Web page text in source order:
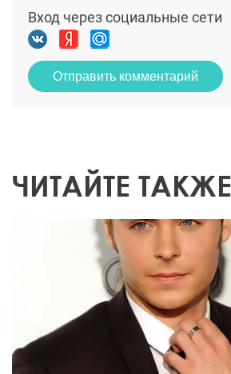
Вход через социальные сети
Отправить комментарий
ЧИТАЙТЕ ТАКЖЕ